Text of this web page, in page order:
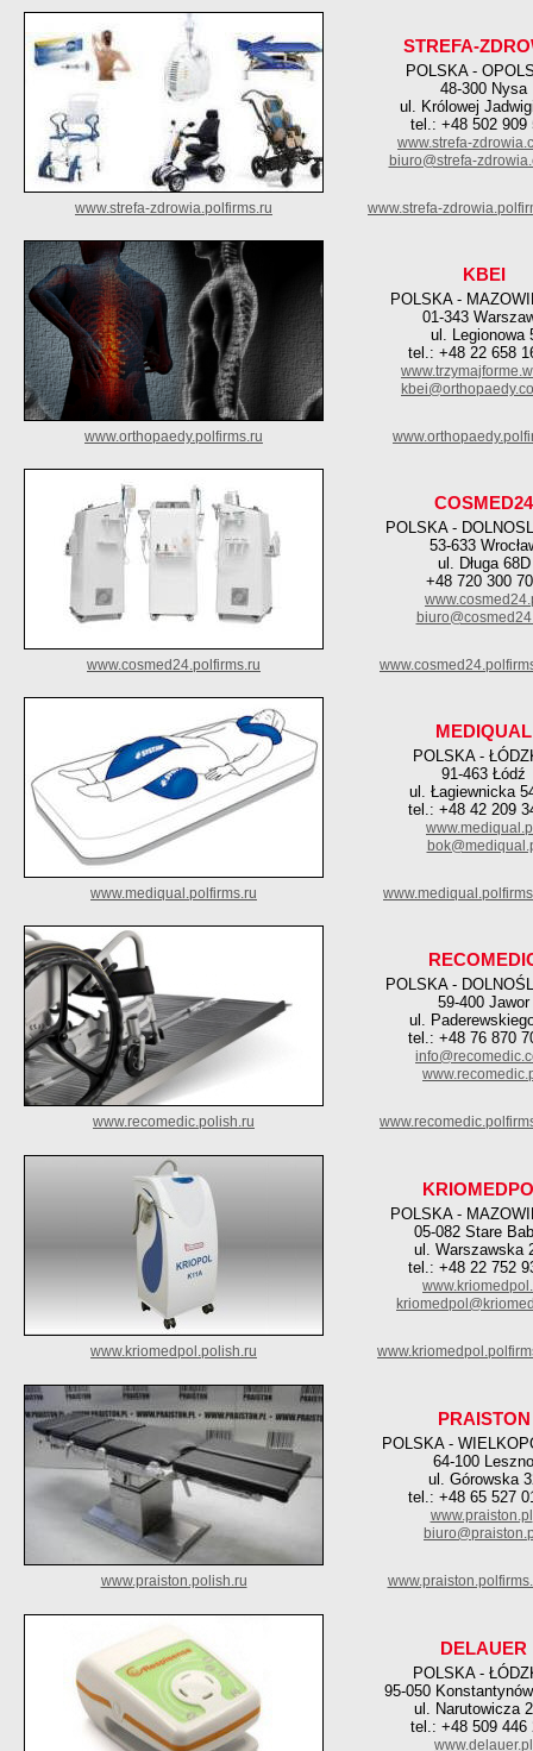
STREFA-
POLSKA -
48-300 Nysa
ul. Królowej
tel.: +48 502 909
www.strefa-
biuro@strefa-
www.strefa-zdrowia.polfirms.ru www.strefa-
KBEI
POLSKA -
01-343
ul. Legionowa
tel.: +48 22 658
www.orthopaedy.polfirms.ru
COSMED24
POLSKA -
53-633
ul. Długa 68D
+48 720 300
www.cosmed24.polfirms.ru
MEDIQUAL
POLSKA -
91-463 Łódź
ul. Łagiewnicka
tel.: +48 42 209
www.mediqual.polfirms.ru
POLSKA -
59-400 Jawor
ul.
tel.: +48 76 870
www.recomedic.polish.ru
POLSKA -
05-082 Stare
ul. Warszawska
tel.: +48 22 752
www.kriomedpol.polish.ru
PRAISTON
POLSKA -
64-100 Leszno
ul. Górowska
tel.: +48 65 527
www.praiston.pl
www.praiston.polish.ru
DELAUER
POLSKA -
95-050
ul. Narutowicza
tel.: +48 509 446
www.delauer.pl